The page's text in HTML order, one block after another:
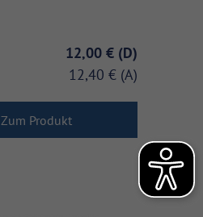
12,00 €
12,40 €
Zum Produkt